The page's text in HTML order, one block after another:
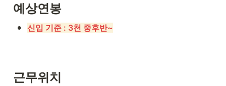
예상연봉
• 신입 기준 : 3천 중후반~
근무위치